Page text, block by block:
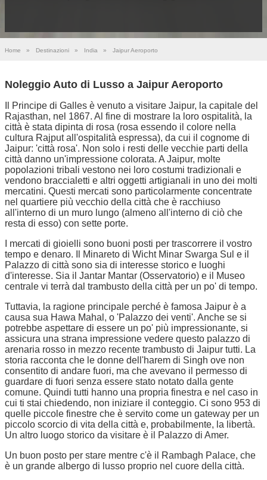
Home » Destinazioni » India » Jaipur Aeroporto
Noleggio Auto di Lusso a Jaipur Aeroporto
Il Principe di Galles è venuto a visitare Jaipur, la capitale del
Rajasthan, nel 1867. Al fine di mostrare la loro ospitalità, la
città è stata dipinta di rosa (rosa essendo il colore nella
cultura Rajput all'ospitalità espressa), da cui il cognome di
Jaipur: 'città rosa'. Non solo i resti delle vecchie parti della
città danno un'impressione colorata. A Jaipur, molte
popolazioni tribali vestono nei loro costumi tradizionali e
vendono braccialetti e altri oggetti artigianali in uno dei molti
mercatini. Questi mercati sono particolarmente concentrate
nel quartiere più vecchio della città che è racchiuso
all'interno di un muro lungo (almeno all'interno di ciò che
resta di esso) con sette porte.
I mercati di gioielli sono buoni posti per trascorrere il vostro
tempo e denaro. Il Minareto di Wicht Minar Swarga Sul e il
Palazzo di città sono sia di interesse storico e luoghi
d'interesse. Sia il Jantar Mantar (Osservatorio) e il Museo
centrale vi terrà dal trambusto della città per un po' di tempo.
Tuttavia, la ragione principale perché è famosa Jaipur è a
causa sua Hawa Mahal, o 'Palazzo dei venti'. Anche se si
potrebbe aspettare di essere un po' più impressionante, si
assicura una strana impressione vedere questo palazzo di
arenaria rosso in mezzo recente trambusto di Jaipur tutti. La
storia racconta che le donne dell'harem di Singh ove non
consentito di andare fuori, ma che avevano il permesso di
guardare di fuori senza essere stato notato dalla gente
comune. Quindi tutti hanno una propria finestra e nel caso in
cui ti stai chiedendo, non iniziare il conteggio. Ci sono 953 di
quelle piccole finestre che è servito come un gateway per un
piccolo scorcio di vita della città e, probabilmente, la libertà.
Un altro luogo storico da visitare è il Palazzo di Amer.
Un buon posto per stare mentre c'è il Rambagh Palace, che
è un grande albergo di lusso proprio nel cuore della città.